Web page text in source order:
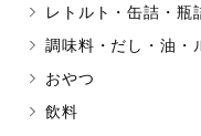
レトルト・缶詰・瓶
調味料・だし・油・
おやつ
飲料